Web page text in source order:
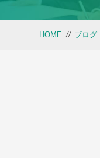
HOME // ブログ